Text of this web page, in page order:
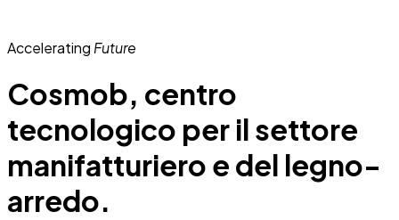
Accelerating Future
Cosmob, centro
tecnologico per il settore
manifatturiero e del legno-
arredo.